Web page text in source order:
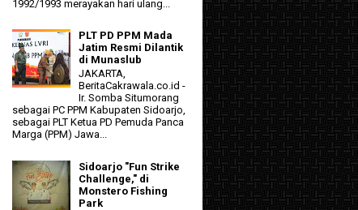
1992/1993 merayakan hari ulang...
PLT PD PPM Mada
Jatim Resmi Dilantik
di Munaslub
JAKARTA,
BeritaCakrawala.co.id -
Ir. Somba Situmorang
sebagai PC PPM Kabupaten Sidoarjo,
sebagai PLT Ketua PD Pemuda Panca
Marga (PPM) Jawa...
Sidoarjo "Fun Strike
Challenge," di
Monstero Fishing
Park